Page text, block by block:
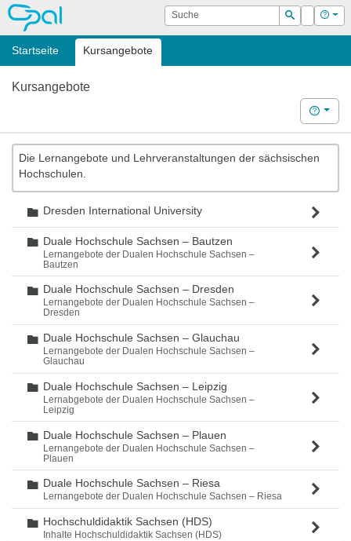
OPAL Suche
Suchen
Login Hilfe
Startseite Kursangebote
Kursangebote
Hilfe
Die Lernangebote und Lehrveranstaltungen der sächsischen
Hochschulen.
Ordner
Dresden International University
Ordner
Duale Hochschule Sachsen – Bautzen
Lernangebote der Dualen Hochschule Sachsen –
Bautzen
Ordner
Duale Hochschule Sachsen – Dresden
Lernangebote der Dualen Hochschule Sachsen –
Dresden
Ordner
Duale Hochschule Sachsen – Glauchau
Lernangebote der Dualen Hochschule Sachsen –
Glauchau
Ordner
Duale Hochschule Sachsen – Leipzig
Lernabgebote der Dualen Hochschule Sachsen –
Leipzig
Ordner
Duale Hochschule Sachsen – Plauen
Lernangebote der Dualen Hochschule Sachsen –
Plauen
Ordner
Duale Hochschule Sachsen – Riesa
Lernangebote der Dualen Hochschule Sachsen – Riesa
Ordner
Hochschuldidaktik Sachsen (HDS)
Inhalte Hochschuldidaktik Sachsen (HDS)